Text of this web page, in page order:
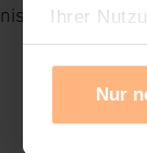
Ihrer
Sie
Nur